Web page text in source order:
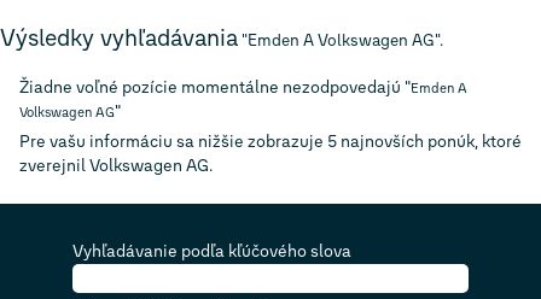
Výsledky vyhľadávania "Emden A Volkswagen AG".
Žiadne voľné pozície momentálne nezodpovedajú "Emden A
Volkswagen AG"
Pre vašu informáciu sa nižšie zobrazuje 5 najnovších ponúk, ktoré
zverejnil Volkswagen AG.
Vyhľadávanie podľa kľúčového slova